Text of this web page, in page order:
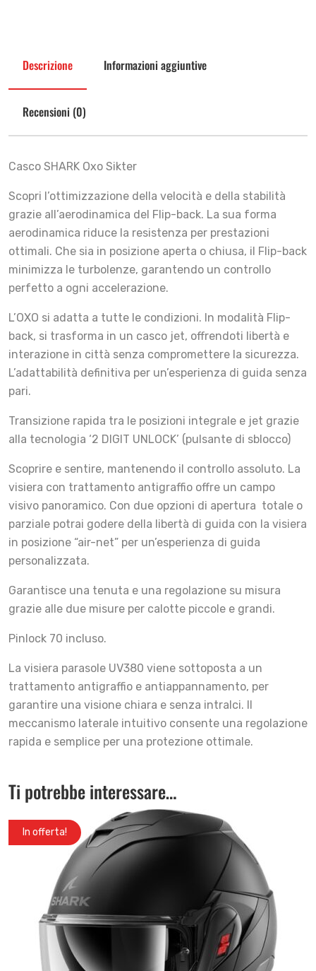
Descrizione Informazioni aggiuntive
Recensioni (0)
Casco SHARK Oxo Sikter
Scopri l’ottimizzazione della velocità e della stabilità
grazie all’aerodinamica del Flip-back. La sua forma
aerodinamica riduce la resistenza per prestazioni
ottimali. Che sia in posizione aperta o chiusa, il Flip-back
minimizza le turbolenze, garantendo un controllo
perfetto a ogni accelerazione.
L’OXO si adatta a tutte le condizioni. In modalità Flip-
back, si trasforma in un casco jet, offrendoti libertà e
interazione in città senza compromettere la sicurezza.
L’adattabilità definitiva per un’esperienza di guida senza
pari.
Transizione rapida tra le posizioni integrale e jet grazie
alla tecnologia ‘2 DIGIT UNLOCK’ (pulsante di sblocco)
Scoprire e sentire, mantenendo il controllo assoluto. La
visiera con trattamento antigraffio offre un campo
visivo panoramico. Con due opzioni di apertura totale o
parziale potrai godere della libertà di guida con la visiera
in posizione “air-net” per un’esperienza di guida
personalizzata.
Garantisce una tenuta e una regolazione su misura
grazie alle due misure per calotte piccole e grandi.
Pinlock 70 incluso.
La visiera parasole UV380 viene sottoposta a un
trattamento antigraffio e antiappannamento, per
garantire una visione chiara e senza intralci. Il
meccanismo laterale intuitivo consente una regolazione
rapida e semplice per una protezione ottimale.
Ti potrebbe interessare…
In offerta!